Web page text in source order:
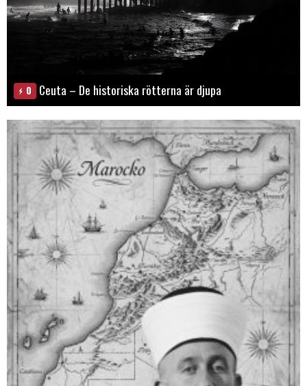
0 Ceuta – De historiska rötterna är djupa